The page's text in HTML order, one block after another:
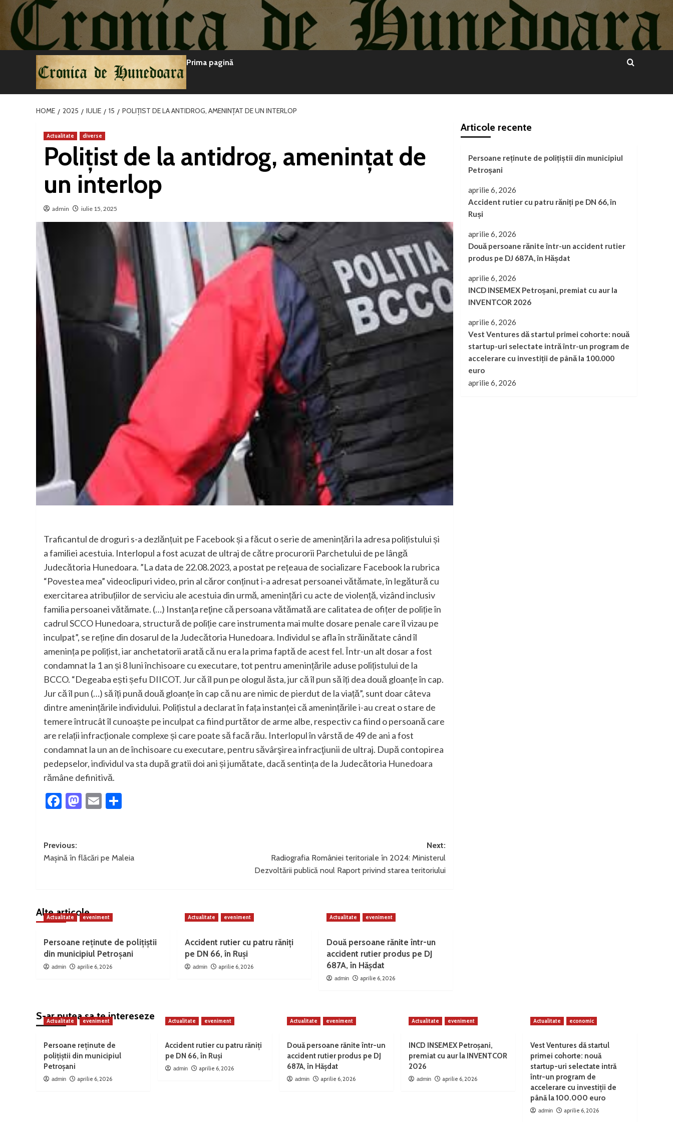
conținut
Prima pagină
HOME 2025 IULIE 15 POLIȚIST DE LA ANTIDROG, AMENINȚAT DE UN INTERLOP
Actualitate diverse
Polițist de la antidrog, amenințat de
un interlop
admin iulie 15, 2025
Traficantul de droguri s-a dezlănțuit pe Facebook și a făcut o serie de amenințări la adresa polițistului și
a familiei acestuia. Interlopul a fost acuzat de ultraj de către procurorii Parchetului de pe lângă
Judecătoria Hunedoara. ”La data de 22.08.2023, a postat pe rețeaua de socializare Facebook la rubrica
“Povestea mea” videoclipuri video, prin al căror conținut i-a adresat persoanei vătămate, în legătură cu
exercitarea atribuțiilor de serviciu ale acestuia din urmă, amenințări cu acte de violență, vizând inclusiv
familia persoanei vătămate. (…) Instanţa reţine că persoana vătămată are calitatea de ofițer de poliție în
cadrul SCCO Hunedoara, structură de poliție care instrumenta mai multe dosare penale care îl vizau pe
inculpat”, se reține din dosarul de la Judecătoria Hunedoara. Individul se afla în străinătate când îl
amenința pe polițist, iar anchetatorii arată că nu era la prima faptă de acest fel. Într-un alt dosar a fost
condamnat la 1 an și 8 luni închisoare cu executare, tot pentru amenințările aduse polițistului de la
BCCO. “Degeaba ești șefu DIICOT. Jur că îl pun pe ologul ăsta, jur că îl pun să îți dea două gloanțe în cap.
Jur că îl pun (…) să îți pună două gloanțe în cap că nu are nimic de pierdut de la viață”, sunt doar câteva
dintre amenințările individului. Polițistul a declarat în fața instanței că amenințările i-au creat o stare de
temere întrucât îl cunoaște pe inculpat ca fiind purtător de arme albe, respectiv ca fiind o persoană care
are relații infracționale complexe și care poate să facă rău. Interlopul în vârstă de 49 de ani a fost
condamnat la un an de închisoare cu executare, pentru săvârşirea infracţiunii de ultraj. După contopirea
pedepselor, individul va sta după gratii doi ani și jumătate, dacă sentința de la Judecătoria Hunedoara
rămâne definitivă.
Facebook
Mastodon
Email
Post
navigation
Previous:
Mașină în flăcări pe Maleia
Next:
Radiografia României teritoriale în 2024: Ministerul
Dezvoltării publică noul Raport privind starea teritoriului
Alte articole
Actualitate eveniment
Persoane reținute de polițiștii
din municipiul Petroșani
admin aprilie 6, 2026
Actualitate eveniment
Accident rutier cu patru răniți
pe DN 66, în Ruși
admin aprilie 6, 2026
Actualitate eveniment
Două persoane rănite într-un
accident rutier produs pe DJ
687A, în Hășdat
admin aprilie 6, 2026
Articole recente
Persoane reținute de polițiștii din municipiul
Petroșani
aprilie 6, 2026
Accident rutier cu patru răniți pe DN 66, în
Ruși
aprilie 6, 2026
Două persoane rănite într-un accident rutier
produs pe DJ 687A, în Hășdat
aprilie 6, 2026
INCD INSEMEX Petroșani, premiat cu aur la
INVENTCOR 2026
aprilie 6, 2026
Vest Ventures dă startul primei cohorte: nouă
startup-uri selectate intră într-un program de
accelerare cu investiții de până la 100.000
euro
aprilie 6, 2026
S-ar putea sa te intereseze
Actualitate eveniment
Persoane reținute de
polițiștii din municipiul
Petroșani
admin aprilie 6, 2026
Actualitate eveniment
Accident rutier cu patru răniți
pe DN 66, în Ruși
admin aprilie 6, 2026
Actualitate eveniment
Două persoane rănite într-un
accident rutier produs pe DJ
687A, în Hășdat
admin aprilie 6, 2026
Actualitate eveniment
INCD INSEMEX Petroșani,
premiat cu aur la INVENTCOR
2026
admin aprilie 6, 2026
Actualitate economic
Vest Ventures dă startul
primei cohorte: nouă
startup-uri selectate intră
într-un program de
accelerare cu investiții de
până la 100.000 euro
admin aprilie 6, 2026